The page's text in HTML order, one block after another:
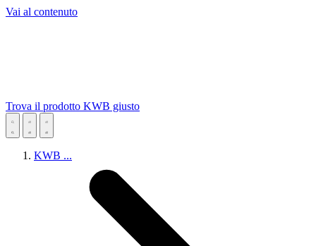
Vai al contenuto
Trova il prodotto KWB giusto
KWB ...